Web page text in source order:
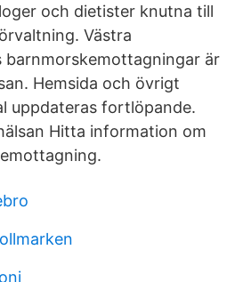
och dietister knutna till
Västra
barnmorskemottagningar är
Hemsida och övrigt
uppdateras fortlöpande.
Hitta information om